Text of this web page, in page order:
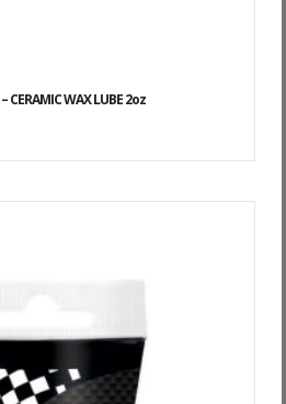
CERAMIC WAX LUBE 2oz